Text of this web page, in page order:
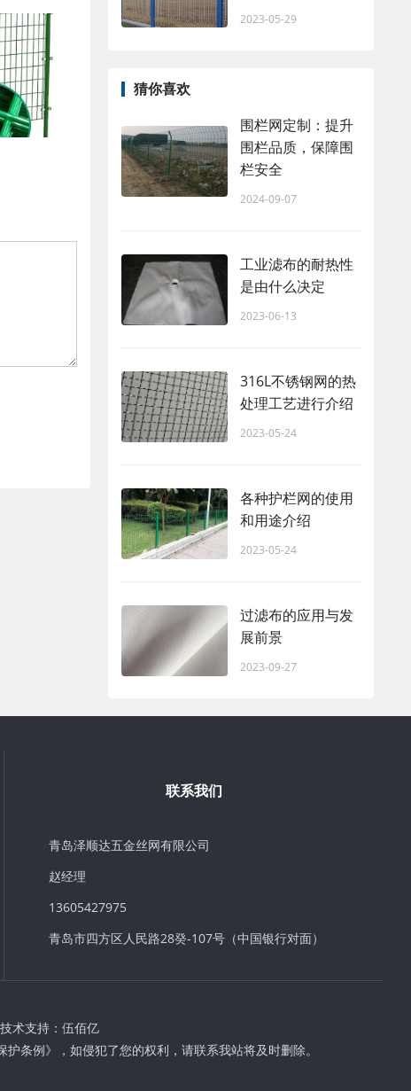
2023-05-29
猜你喜欢
围栏网定制：提升
围栏品质，保障围
栏安全
2024-09-07
工业滤布的耐热性
是由什么决定
2023-06-13
316L不锈钢网的热
处理工艺进行介绍
2023-05-24
各种护栏网的使用
和用途介绍
2023-05-24
过滤布的应用与发
展前景
2023-09-27
联系我们
青岛泽顺达五金丝网有限公司
赵经理
13605427975
青岛市四方区人民路28癸-107号（中国银行对面）
技术支持： 伍佰亿
条例》，如侵犯了您的权利，请联系我站将及时删除。